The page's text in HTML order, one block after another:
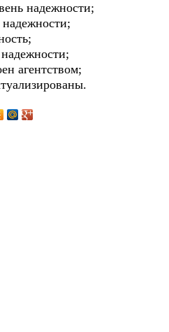
надежности;
агентством;